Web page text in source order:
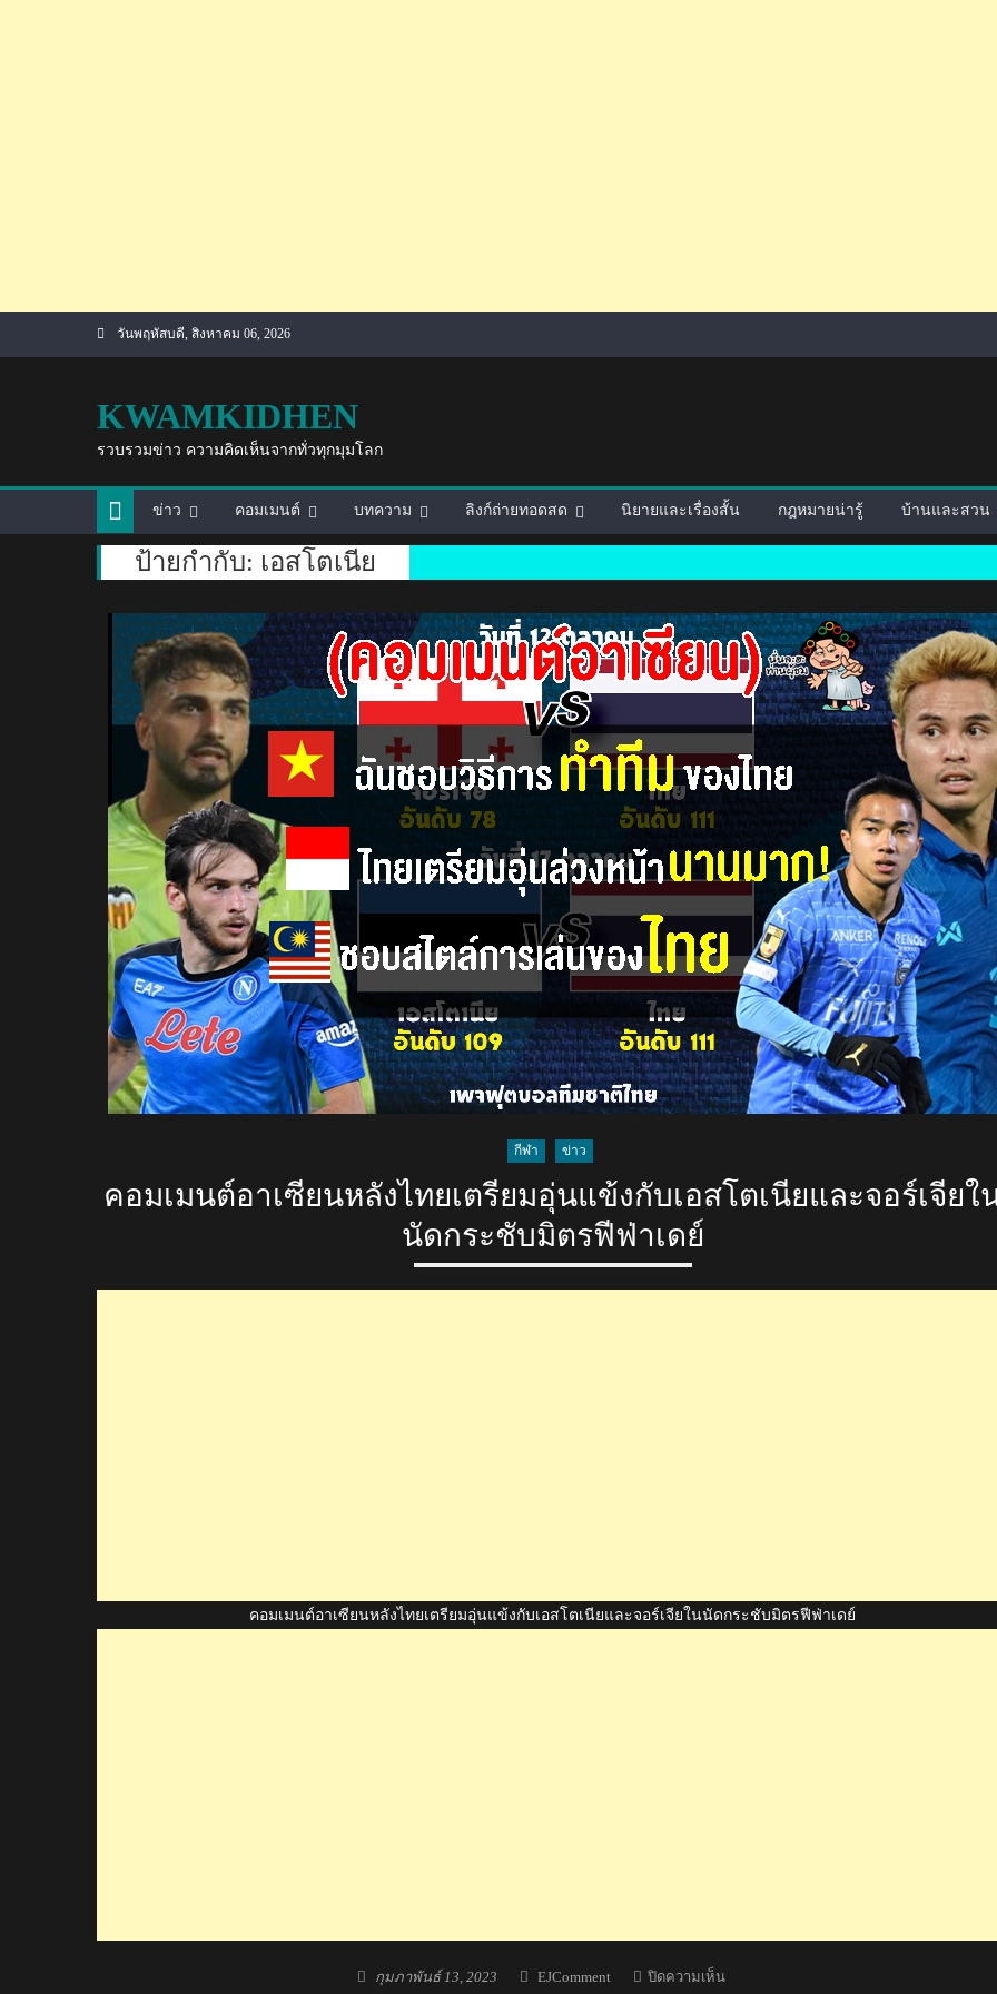
วันพฤหัสบดี, สิงหาคม 06, 2026
KWAMKIDHEN
รวบรวมข่าว ความคิดเห็นจากทั่วทุกมุมโลก
ข่าว คอมเมนต์ บทความ ลิงก์ถ่ายทอดสด นิยายและเรื่องสั้น กฎหมายน่ารู้ บ้านและสวน
ป้ายกำกับ: เอสโตเนีย
กีฬา ข่าว
คอมเมนต์อาเซียนหลังไทยเตรียมอุ่นแข้งกับเอสโตเนียและจอร์เจียใ
นัดกระชับมิตรฟีฟ่าเดย์
คอมเมนต์อาเซียนหลังไทยเตรียมอุ่นแข้งกับเอสโตเนียและจอร์เจียในนัดกระชับมิตรฟีฟ่าเดย์
Posted
กุมภาพันธ์ 13, 2023 Author
EJComment ปิดความเห็น